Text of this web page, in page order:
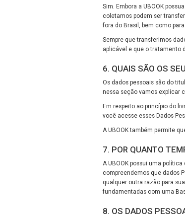
Sim. Embora a UBOOK
coletamos podem ser
fora do Brasil, bem como
Sempre que transferimos
aplicável e que o tratamento
6. QUAIS SÃO OS
Os dados pessoais são do
nessa seção vamos explicar
Em respeito ao princípio do
você acesse esses Dados
A UBOOK também permite
7. POR QUANTO
A UBOOK possui uma
compreendemos que dados
qualquer outra razão para
fundamentadas com uma
8. OS DADOS